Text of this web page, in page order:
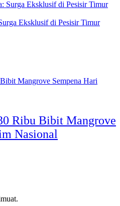
Eksklusif di Pesisir Timur
Ribu Bibit Mangrove
Nasional